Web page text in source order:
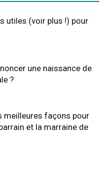
utiles (voir plus !) pour
une naissance de
?
meilleures façons pour
et la marraine de